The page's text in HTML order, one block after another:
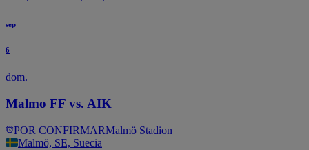
sep
6
dom.
Malmo FF vs. AIK
POR CONFIRMARMalmö Stadion
Malmö, SE, Suecia